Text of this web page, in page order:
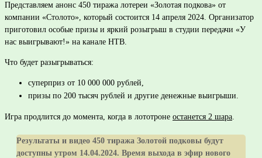
Представляем анонс 450 тиража лотереи «Золотая подкова» от
компании «Столото», который состоится 14 апреля 2024. Организатор
приготовил особые призы и яркий розыгрыш в студии передачи «У
нас выигрывают!» на канале НТВ.
Что будет разыгрываться:
суперприз от 10 000 000 рублей,
призы по 200 тысяч рублей и другие денежные выигрыши.
Игра продлится до момента, когда в лототроне останется 2 шара.
Результаты и видео 450 тиража Золотой подковы будут
доступны утром 14.04.2024. Время выхода в эфир нового